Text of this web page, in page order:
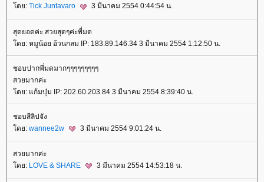
ดย: Tick Juntavaro 3 มีนาคม 2554 0:44:54 น.
สุดยอดค่ะ สวยสุดๆค่ะพี่มด
ดย: หมูน้อย อ้วนกลม IP: 183.89.146.34 3 มีนาคม 2554 1:12:50 น.
ชอบปากพี่มดมากๆๆๆๆๆๆๆๆๆ
สวยมากค่ะ
ดย: แก้มบุ๋ม IP: 202.60.203.84 3 มีนาคม 2554 8:39:40 น.
ชอบสีลิปจัง
ดย: wannee2w 3 มีนาคม 2554 9:01:24 น.
สวยมากค่ะ
ดย: LOVE & SHARE 3 มีนาคม 2554 14:53:18 น.